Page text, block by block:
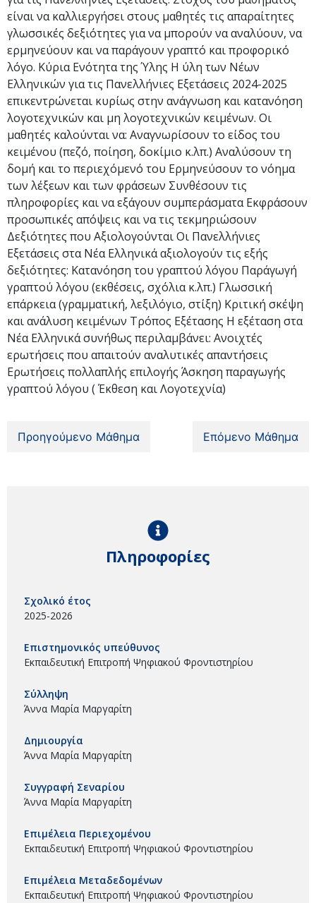
είναι να καλλιεργήσει στους μαθητές τις απαραίτητες
γλωσσικές δεξιότητες για να μπορούν να αναλύουν, να
ερμηνεύουν και να παράγουν γραπτό και προφορικό
λόγο. Κύρια Ενότητα της Ύλης Η ύλη των Νέων
Ελληνικών για τις Πανελλήνιες Εξετάσεις 2024-2025
επικεντρώνεται κυρίως στην ανάγνωση και κατανόηση
λογοτεχνικών και μη λογοτεχνικών κειμένων. Οι
μαθητές καλούνται να: Αναγνωρίσουν το είδος του
κειμένου (πεζό, ποίηση, δοκίμιο κ.λπ.) Αναλύσουν τη
δομή και το περιεχόμενό του Ερμηνεύσουν το νόημα
των λέξεων και των φράσεων Συνθέσουν τις
πληροφορίες και να εξάγουν συμπεράσματα Εκφράσουν
προσωπικές απόψεις και να τις τεκμηριώσουν
Δεξιότητες που Αξιολογούνται Οι Πανελλήνιες
Εξετάσεις στα Νέα Ελληνικά αξιολογούν τις εξής
δεξιότητες: Κατανόηση του γραπτού λόγου Παράγωγή
γραπτού λόγου (εκθέσεις, σχόλια κ.λπ.) Γλωσσική
επάρκεια (γραμματική, λεξιλόγιο, στίξη) Κριτική σκέψη
και ανάλυση κειμένων Τρόπος Εξέτασης Η εξέταση στα
Νέα Ελληνικά συνήθως περιλαμβάνει: Ανοιχτές
ερωτήσεις που απαιτούν αναλυτικές απαντήσεις
Ερωτήσεις πολλαπλής επιλογής Άσκηση παραγωγής
γραπτού λόγου ( Έκθεση και Λογοτεχνία)
Προηγούμενο Μάθημα Επόμενο Μάθημα
Πληροφορίες
Σχολικό έτος
2025-2026
Επιστημονικός υπεύθυνος
Εκπαιδευτική Επιτροπή Ψηφιακού Φροντιστηρίου
Σύλληψη
Άννα Μαρία Μαργαρίτη
Δημιουργία
Άννα Μαρία Μαργαρίτη
Συγγραφή Σεναρίου
Άννα Μαρία Μαργαρίτη
Επιμέλεια Περιεχομένου
Εκπαιδευτική Επιτροπή Ψηφιακού Φροντιστηρίου
Επιμέλεια Μεταδεδομένων
Εκπαιδευτική Επιτροπή Ψηφιακού Φροντιστηρίου